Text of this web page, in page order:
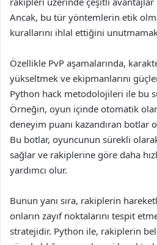
Ancak, bu tür yöntemlerin etik
kurallarını ihlal ettiğini
Özellikle PvP aşamalarında,
yükseltmek ve ekipmanlarını
Python hack metodolojileri ile bu
Örneğin, oyun içinde otomatik
deneyim puanı kazandıran botlar
Bu botlar, oyuncunun sürekli
sağlar ve rakiplerine göre daha
yardımcı olur.
Bunun yanı sıra, rakiplerin
onların zayıf noktalarını tespit
stratejidir. Python ile, rakiplerin